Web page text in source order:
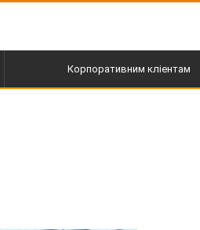
Корпоративним кліентам